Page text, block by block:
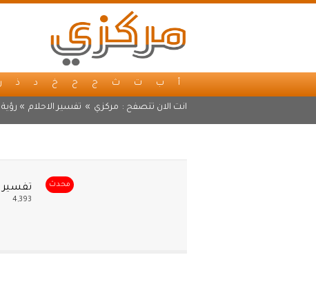
أ ب ت ث ج ح خ د ذ ر
انت الان تتصفح : مركزي » تفسير الاحلام »
محدث تفسير
4,393